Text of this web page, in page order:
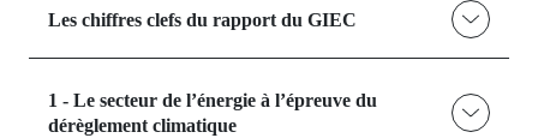
Les chiffres clefs du rapport du GIEC
1 - Le secteur de l’énergie à l’épreuve du
dérèglement climatique